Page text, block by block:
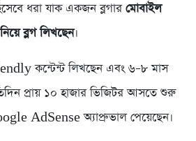
ধরা যাক একজন ব্লগারমোবাইল
ব্লগ লিখছেন।
কন্টেন্ট লিখছেন এবং ৬–৮ মাস
প্রায় ১০ হাজার ভিজিটর আসতে শুরু
AdSense অ্যাপ্রুভাল পেয়েছেন।